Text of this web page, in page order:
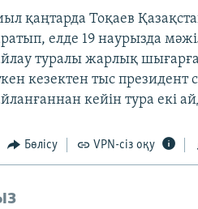
қаңтарда Тоқаев
елде 19 наурызда
туралы жарлық
кезектен тыс
кейін тура екі
Бөлісу VPN-сіз оқу